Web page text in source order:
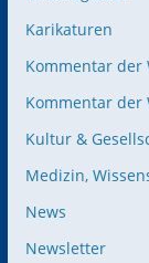
Karikaturen
Kommentar der
Kommentar der
Kultur &
Medizin,
News
Newsletter